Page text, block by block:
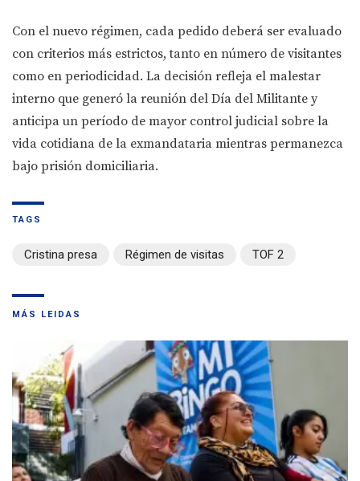
Con el nuevo régimen, cada pedido deberá ser evaluado
con criterios más estrictos, tanto en número de visitantes
como en periodicidad. La decisión refleja el malestar
interno que generó la reunión del Día del Militante y
anticipa un período de mayor control judicial sobre la
vida cotidiana de la exmandataria mientras permanezca
bajo prisión domiciliaria.
TAGS
Cristina presa Régimen de visitas TOF 2
MÁS LEIDAS